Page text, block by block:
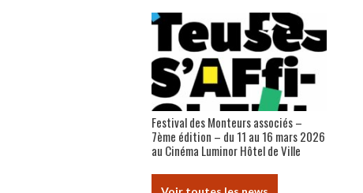
Festival des Monteurs associés –
7ème édition – du 11 au 16 mars 2026
au Cinéma Luminor Hôtel de Ville